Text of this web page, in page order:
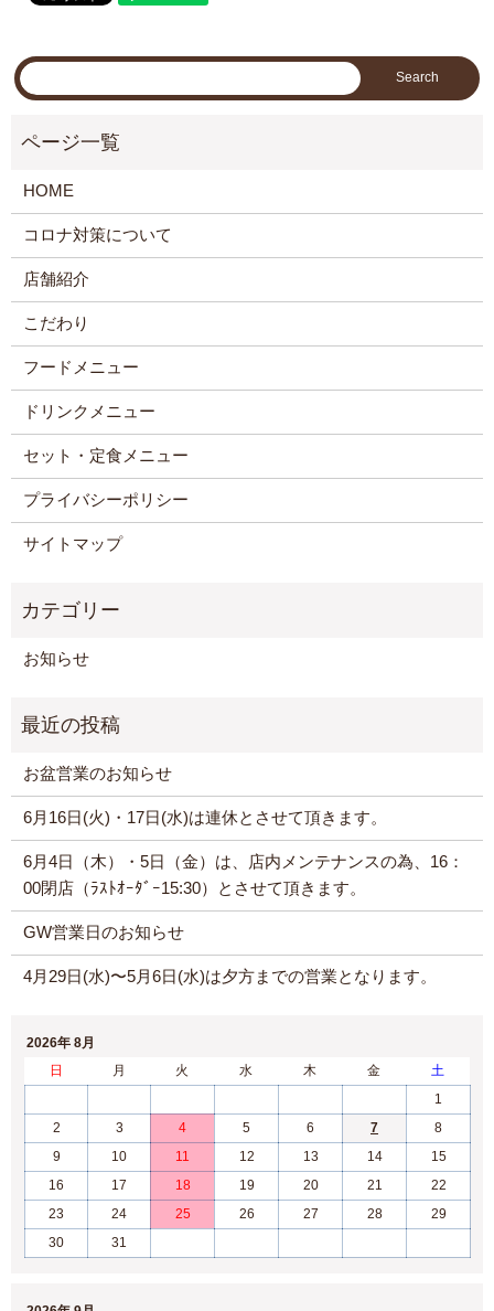
HOME
コロナ対策について
店舗紹介
こだわり
フードメニュー
ドリンクメニュー
セット・定食メニュー
プライバシーポリシー
サイトマップ
お知らせ
お盆営業のお知らせ
6月16日(火)・17日(水)は連休とさせて頂きます。
6月4日（木）・5日（金）は、店内メンテナンスの為、16：
00閉店（ﾗｽﾄｵｰﾀﾞｰ15:30）とさせて頂きます。
GW営業日のお知らせ
4月29日(水)〜5月6日(水)は夕方までの営業となります。
2026年 8月
日
月 火 水 木 金
土
1
2
3 4 5 6 7
8
9
10 11 12 13 14
15
16
17 18 19 20 21
22
23
24 25 26 27 28
29
30
31